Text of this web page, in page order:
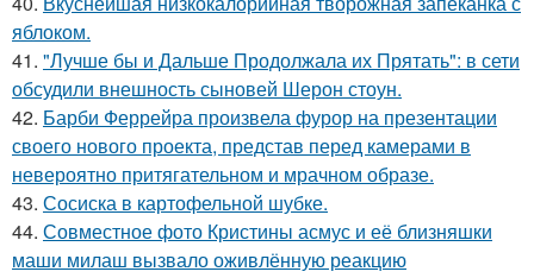
яблоком.
41. "Лучше бы и Дальше Продолжала их Прятать": в сети
обсудили внешность сыновей Шерон стоун.
42. Барби Феррейра произвела фурор на презентации
своего нового проекта, представ перед камерами в
невероятно притягательном и мрачном образе.
43. Сосиска в картофельной шубке.
44. Совместное фото Кристины асмус и её близняшки
маши милаш вызвало оживлённую реакцию